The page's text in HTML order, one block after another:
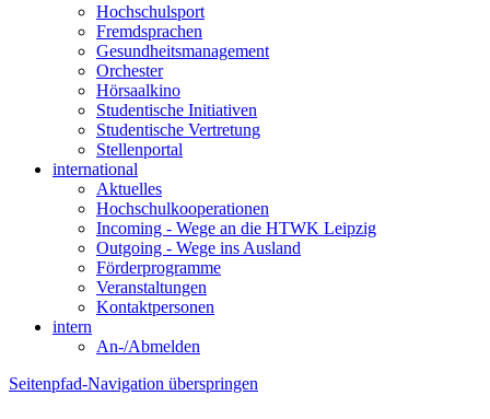
Hochschulsport
Fremdsprachen
Gesundheitsmanagement
Orchester
Hörsaalkino
Studentische Initiativen
Studentische Vertretung
Stellenportal
international
Aktuelles
Hochschulkooperationen
Incoming - Wege an die HTWK Leipzig
Outgoing - Wege ins Ausland
Förderprogramme
Veranstaltungen
Kontaktpersonen
intern
An-/Abmelden
Seitenpfad-Navigation überspringen